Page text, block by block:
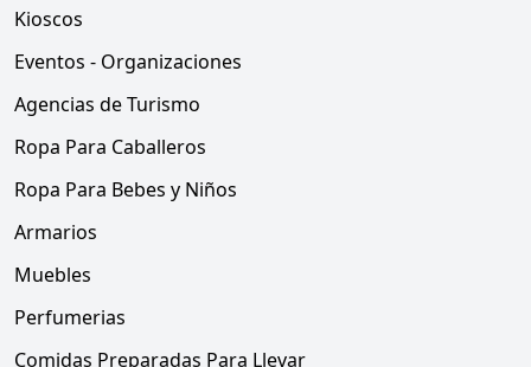
Kioscos
Eventos - Organizaciones
Agencias de Turismo
Ropa Para Caballeros
Ropa Para Bebes y Niños
Armarios
Muebles
Perfumerias
Comidas Preparadas Para Llevar